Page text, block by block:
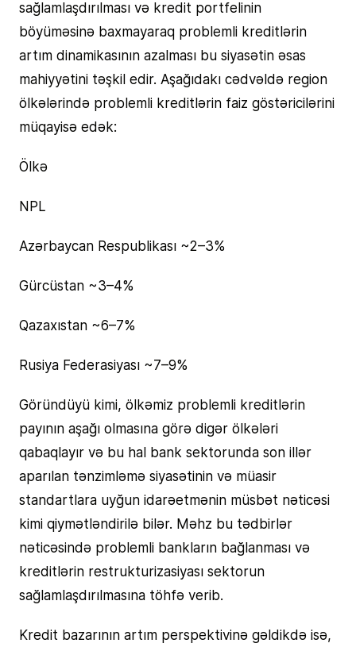
sağlamlaşdırılması və kredit portfelinin
böyüməsinə baxmayaraq problemli kreditlərin
artım dinamikasının azalması bu siyasətin əsas
mahiyyətini təşkil edir. Aşağıdakı cədvəldə region
ölkələrində problemli kreditlərin faiz göstəricilərini
müqayisə edək:
Ölkə
NPL
Azərbaycan Respublikası ~2–3%
Gürcüstan ~3–4%
Qazaxıstan ~6–7%
Rusiya Federasiyası ~7–9%
Göründüyü kimi, ölkəmiz problemli kreditlərin
payının aşağı olmasına görə digər ölkələri
qabaqlayır və bu hal bank sektorunda son illər
aparılan tənzimləmə siyasətinin və müasir
standartlara uyğun idarəetmənin müsbət nəticəsi
kimi qiymətləndirilə bilər. Məhz bu tədbirlər
nəticəsində problemli bankların bağlanması və
kreditlərin restrukturizasiyası sektorun
sağlamlaşdırılmasına töhfə verib.
Kredit bazarının artım perspektivinə gəldikdə isə,